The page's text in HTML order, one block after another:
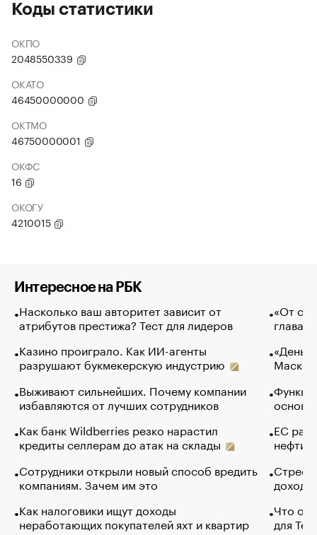
Коды статистики
ОКПО
2048550339
ОКАТО
46450000000
ОКТМО
46750000001
ОКФС
16
ОКОГУ
4210015
Интересное на РБК
Насколько ваш авторитет зависит от
атрибутов престижа? Тест для лидеров
Казино проиграло. Как ИИ-агенты
разрушают букмекерскую индустрию
Выживают сильнейших. Почему компании
избавляются от лучших сотрудников
Как банк Wildberries резко нарастил
кредиты селлерам до атак на склады
Сотрудники открыли новый способ вредить
компаниям. Зачем им это
Как налоговики ищут доходы
неработающих покупателей яхт и квартир
«От
глава
Маск в
основ
ЕС
нефти
Что
для